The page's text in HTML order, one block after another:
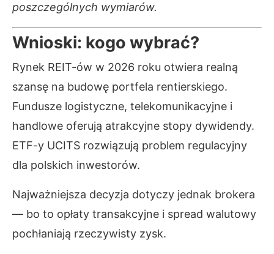
poszczególnych wymiarów.
Wnioski: kogo wybrać?
Rynek REIT-ów w 2026 roku otwiera realną
szansę na budowę portfela rentierskiego.
Fundusze logistyczne, telekomunikacyjne i
handlowe oferują atrakcyjne stopy dywidendy.
ETF-y UCITS rozwiązują problem regulacyjny
dla polskich inwestorów.
Najważniejsza decyzja dotyczy jednak brokera
— bo to opłaty transakcyjne i spread walutowy
pochłaniają rzeczywisty zysk.